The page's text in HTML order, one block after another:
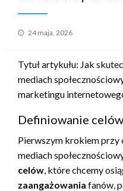
Opublikowane
24 maja, 2026
Tytuł artykułu: Jak
mediach
marketingu
Definiowanie
Pierwszym krokiem przy
mediach
celów, które chcemy
zaangażowania fanów,